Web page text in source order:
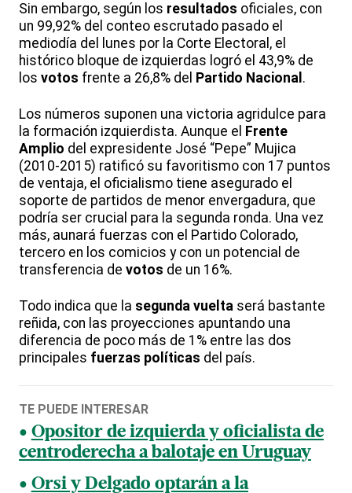
Sin embargo, según los resultados oficiales, con
un 99,92% del conteo escrutado pasado el
mediodía del lunes por la Corte Electoral, el
histórico bloque de izquierdas logró el 43,9% de
los votos frente a 26,8% del Partido Nacional .
Los números suponen una victoria agridulce para
la formación izquierdista. Aunque el Frente
Amplio del expresidente José “Pepe” Mujica
(2010-2015) ratificó su favoritismo con 17 puntos
de ventaja, el oficialismo tiene asegurado el
soporte de partidos de menor envergadura, que
podría ser crucial para la segunda ronda. Una vez
más, aunará fuerzas con el Partido Colorado,
tercero en los comicios y con un potencial de
transferencia de votos de un 16%.
Todo indica que la segunda vuelta será bastante
reñida, con las proyecciones apuntando una
diferencia de poco más de 1% entre las dos
principales fuerzas políticas del país.
TE PUEDE INTERESAR
Opositor de izquierda y oficialista de
centroderecha a balotaje en Uruguay
Orsi y Delgado optarán a la